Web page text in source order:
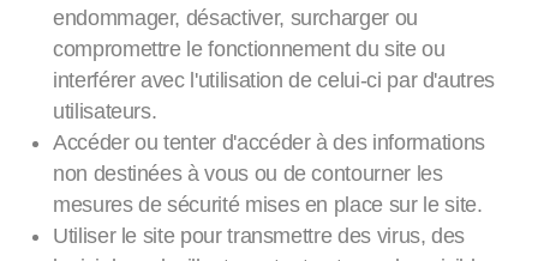
endommager, désactiver, surcharger ou
compromettre le fonctionnement du site ou
interférer avec l'utilisation de celui-ci par d'autres
utilisateurs.
Accéder ou tenter d'accéder à des informations
non destinées à vous ou de contourner les
mesures de sécurité mises en place sur le site.
Utiliser le site pour transmettre des virus, des